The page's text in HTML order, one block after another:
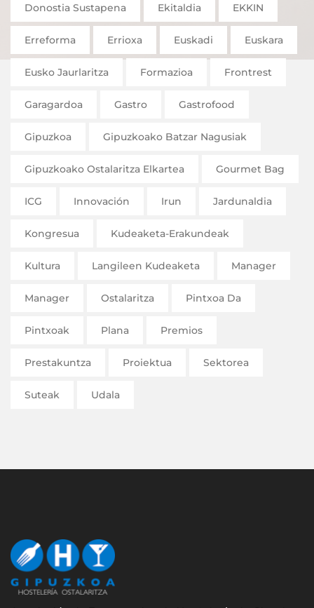
Donostia Sustapena Ekitaldia EKKIN
Erreforma Errioxa Euskadi Euskara
Eusko Jaurlaritza Formazioa Frontrest
Garagardoa Gastro Gastrofood
Gipuzkoa Gipuzkoako Batzar Nagusiak
Gipuzkoako Ostalaritza Elkartea Gourmet Bag
ICG Innovación Irun Jardunaldia
Kongresua Kudeaketa-Erakundeak
Kultura Langileen Kudeaketa Manager
Manager Ostalaritza Pintxoa Da
Pintxoak Plana Premios
Prestakuntza Proiektua Sektorea
Suteak Udala